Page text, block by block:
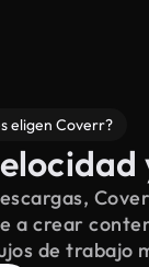
eligen Coverr?
a crear
de trabajo